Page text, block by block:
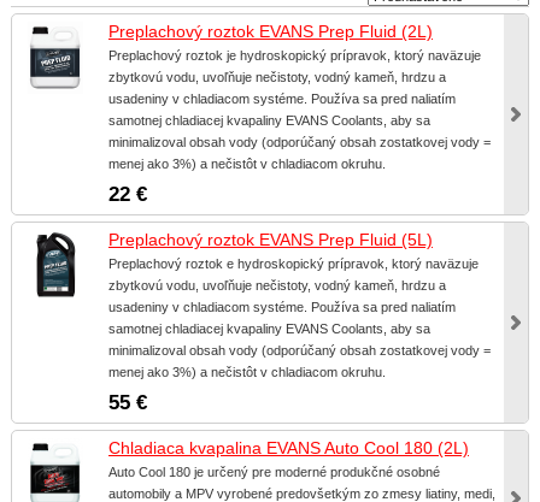
Preplachový roztok EVANS Prep Fluid (2L)
Preplachový roztok je hydroskopický prípravok, ktorý naväzuje
zbytkovú vodu, uvoľňuje nečistoty, vodný kameň, hrdzu a
usadeniny v chladiacom systéme. Používa sa pred naliatím
samotnej chladiacej kvapaliny EVANS Coolants, aby sa
minimalizoval obsah vody (odporúčaný obsah zostatkovej vody =
menej ako 3%) a nečistôt v chladiacom okruhu.
22 €
Preplachový roztok EVANS Prep Fluid (5L)
Preplachový roztok e hydroskopický prípravok, ktorý naväzuje
zbytkovú vodu, uvoľňuje nečistoty, vodný kameň, hrdzu a
usadeniny v chladiacom systéme. Používa sa pred naliatím
samotnej chladiacej kvapaliny EVANS Coolants, aby sa
minimalizoval obsah vody (odporúčaný obsah zostatkovej vody =
menej ako 3%) a nečistôt v chladiacom okruhu.
55 €
Chladiaca kvapalina EVANS Auto Cool 180 (2L)
Auto Cool 180 je určený pre moderné produkčné osobné
automobily a MPV vyrobené predovšetkým zo zmesy liatiny, medi,